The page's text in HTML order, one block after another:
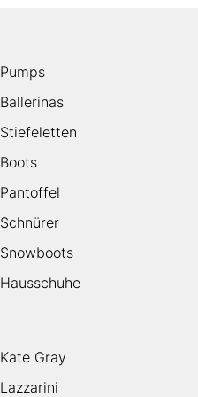
Pumps
Ballerinas
Stiefeletten
Boots
Pantoffel
Schnürer
Snowboots
Hausschuhe
Kate Gray
Lazzarini